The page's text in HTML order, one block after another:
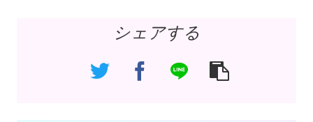
シェアする